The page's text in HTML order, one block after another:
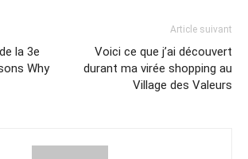
la 3e
Why
Article suivant
Voici ce que j’ai découvert
durant ma virée shopping au
Village des Valeurs